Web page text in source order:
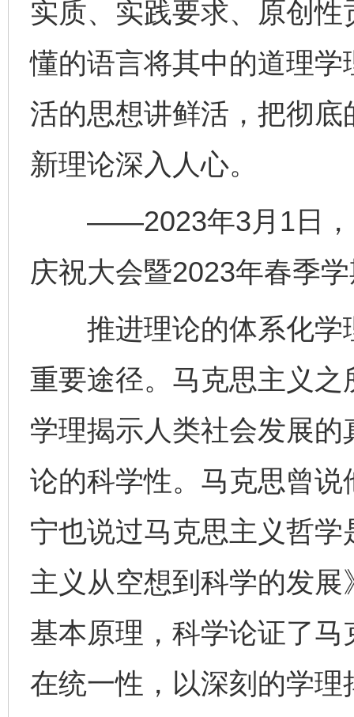
实质、实践要求、原创
懂的语言将其中的道理
活的思想讲鲜活，把彻
新理论深入人心。
——2023年3月1日，
庆祝大会暨2023年春季
推进理论的体系化学
重要途径。马克思主义
学理揭示人类社会发展
论的科学性。马克思曾
宁也说过马克思主义哲
主义从空想到科学的发
基本原理，科学论证了
在统一性，以深刻的学